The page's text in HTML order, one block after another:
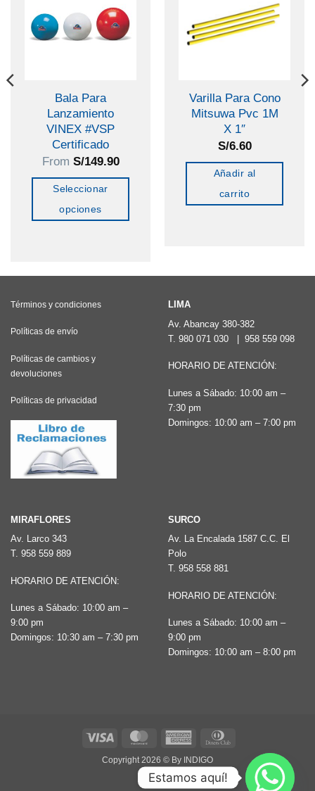
Bala Para
Lanzamiento
VINEX #VSP
Certificado
From S/149.90
Seleccionar
opciones
variantes.
se
elegir
en
la
página
de
Varilla Para Cono
Mitsuwa Pvc 1M
X 1″
S/6.60
Añadir al
carrito
Términos y condiciones
Políticas de envío
Políticas de cambios y
devoluciones
Políticas de privacidad
LIMA
Av. Abancay 380-382
T. 980 071 030 | 958 559 098
HORARIO DE ATENCIÓN:
Lunes a Sábado: 10:00 am –
7:30 pm
Domingos: 10:00 am – 7:00 pm
MIRAFLORES
Av. Larco 343
T. 958 559 889
HORARIO DE ATENCIÓN:
Lunes a Sábado: 10:00 am –
9:00 pm
Domingos: 10:30 am – 7:30 pm
SURCO
Av. La Encalada 1587 C.C. El
Polo
T. 958 558 881
HORARIO DE ATENCIÓN:
Lunes a Sábado: 10:00 am –
9:00 pm
Domingos: 10:00 am – 8:00 pm
Visa MasterCard American
Copyright 2026 © By INDIGO
Estamos aquí!